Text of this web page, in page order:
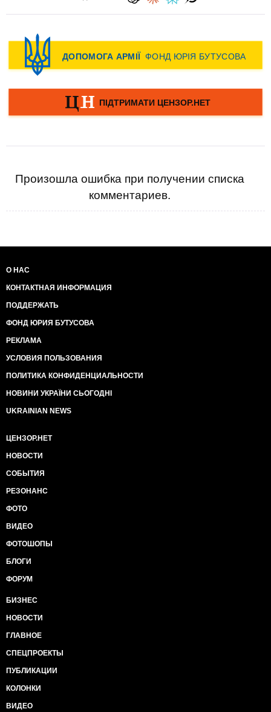
Произошла ошибка при получении списка
комментариев.
О НАС
КОНТАКТНАЯ ИНФОРМАЦИЯ
ПОДДЕРЖАТЬ
ФОНД ЮРИЯ БУТУСОВА
РЕКЛАМА
УСЛОВИЯ ПОЛЬЗОВАНИЯ
ПОЛИТИКА КОНФИДЕНЦИАЛЬНОСТИ
НОВИНИ УКРАЇНИ СЬОГОДНІ
UKRAINIAN NEWS
ЦЕНЗОР.НЕТ
НОВОСТИ
СОБЫТИЯ
РЕЗОНАНС
ФОТО
ВИДЕО
ФОТОШОПЫ
БЛОГИ
ФОРУМ
БИЗНЕС
НОВОСТИ
ГЛАВНОЕ
СПЕЦПРОЕКТЫ
ПУБЛИКАЦИИ
КОЛОНКИ
ВИДЕО